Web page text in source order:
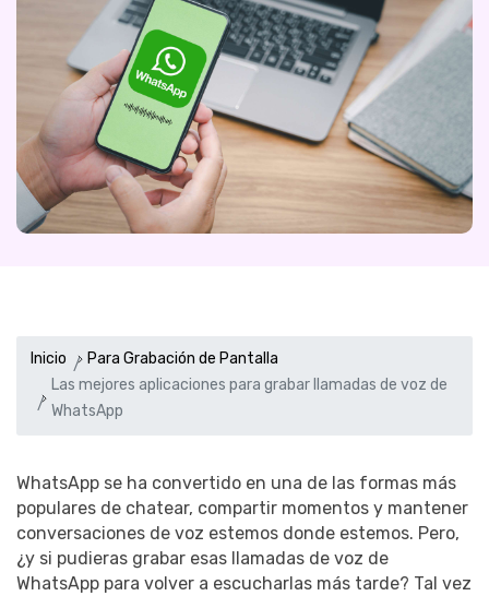
Inicio
Para Grabación de Pantalla
Las mejores aplicaciones para grabar llamadas de voz de
WhatsApp
WhatsApp se ha convertido en una de las formas más
populares de chatear, compartir momentos y mantener
conversaciones de voz estemos donde estemos. Pero,
¿y si pudieras grabar esas llamadas de voz de
WhatsApp para volver a escucharlas más tarde? Tal vez